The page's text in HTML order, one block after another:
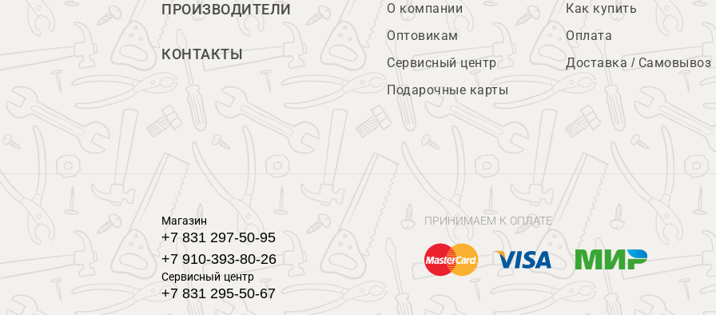
ПРОИЗВОДИТЕЛИ
КОНТАКТЫ
О компании
Оптовикам
Сервисный центр
Подарочные карты
Как купить
Оплата
Доставка / Самовывоз
Магазин
+7 831 297-50-95
+7 910-393-80-26
Сервисный центр
+7 831 295-50-67
ПРИНИМАЕМ К ОПЛАТЕ